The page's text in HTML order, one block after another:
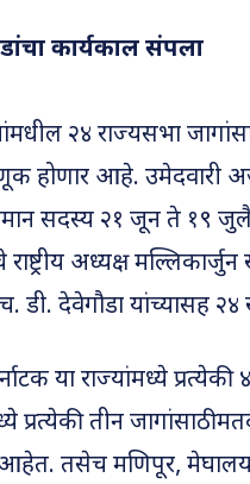
कार्यकाल संपला
२४ राज्यसभा
होणार आहे. उमेदवारी
सदस्य २१ जून ते १९ जुलै
अध्यक्ष
डी. देवेगौडा यांच्यासह
या राज्यांमध्ये
प्रत्येकी तीन जागांसाठी
आहेत. तसेच मणिपूर,